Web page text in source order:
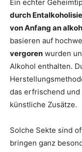
Ein echter
durch
von Anfang an
basieren auf
vergoren wurden
Alkohol enthalten.
das erfrischend und
künstliche Zusätze.
Solche Sekte sind
bringen ganz